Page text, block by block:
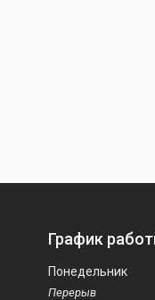
График
Понедельник